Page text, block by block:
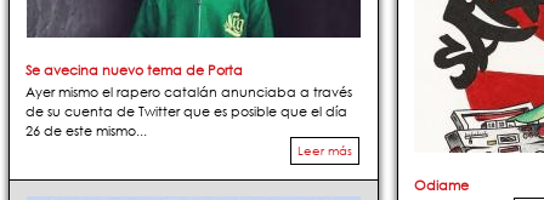
Se avecina nuevo tema de Porta
Ayer mismo el rapero catalán anunciaba a través
de su cuenta de Twitter que es posible que el día
26 de este mismo...
Leer más
Odiame